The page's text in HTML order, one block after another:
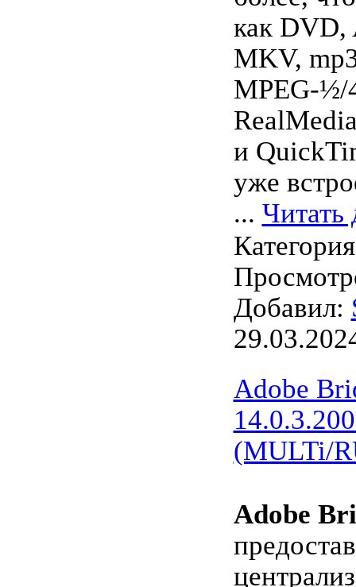
как DVD,
MKV,
MPEG-½/
и
уже
... Читать
Добавил:
Adobe
(MULTi/
Adobe